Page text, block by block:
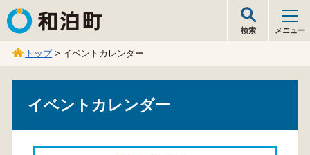
和泊町
検索 メニュー
トップ> イベントカレンダー
イベントカレンダー